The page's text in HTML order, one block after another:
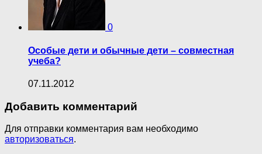
0
Особые дети и обычные дети – совместная
учеба?
07.11.2012
Добавить комментарий
Для отправки комментария вам необходимо
авторизоваться.